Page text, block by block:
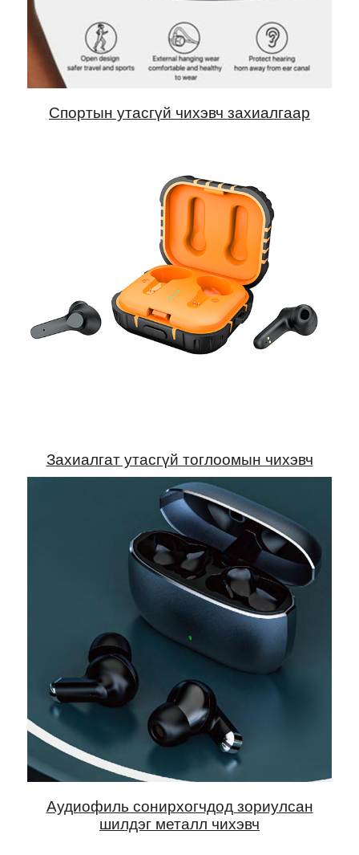
Спортын утасгүй чихэвч захиалгаар
Захиалгат утасгүй тоглоомын чихэвч
Аудиофиль сонирхогчдод зориулсан
шилдэг металл чихэвч